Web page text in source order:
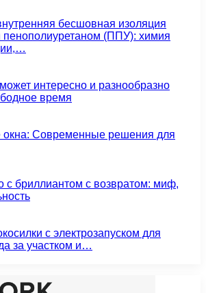
бесшовная изоляция
(ППУ): химия
интересно и разнообразно
время
окна: Современные решения для
с бриллиантом с возвратом: миф,
с электрозапуском для
за участком и…